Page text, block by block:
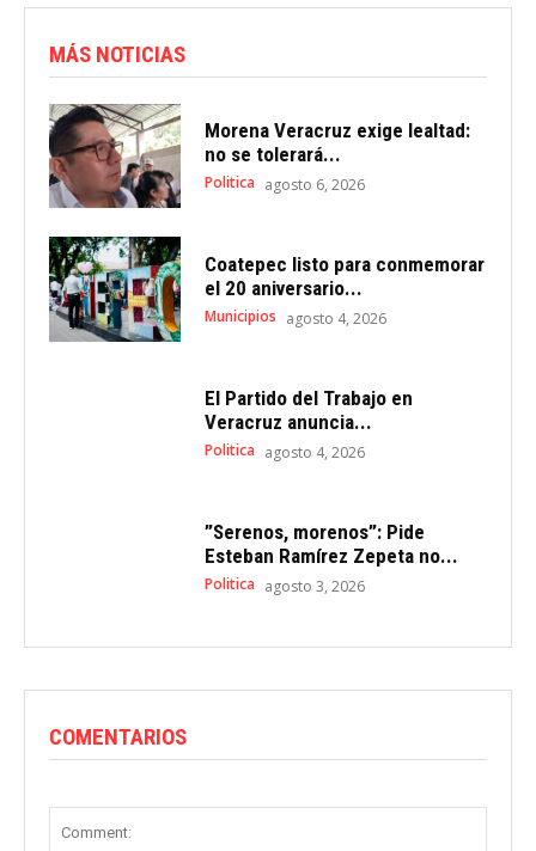
MÁS NOTICIAS
Morena Veracruz exige lealtad:
no se tolerará...
Politica agosto 6, 2026
Coatepec listo para conmemorar
el 20 aniversario...
Municipios agosto 4, 2026
El Partido del Trabajo en
Veracruz anuncia...
Politica agosto 4, 2026
”Serenos, morenos”: Pide
Esteban Ramírez Zepeta no...
Politica agosto 3, 2026
COMENTARIOS